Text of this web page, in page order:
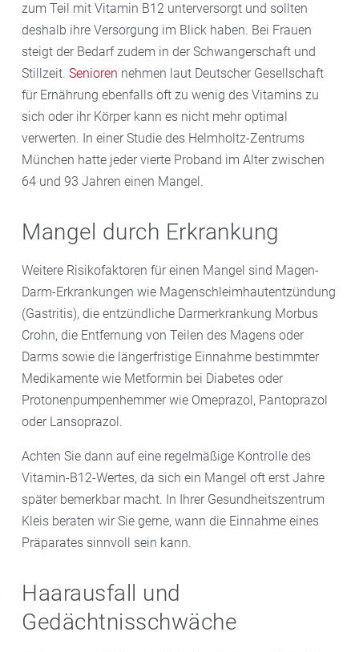
zum Teil mit Vitamin B12 unterversorgt und sollten
deshalb ihre Versorgung im Blick haben. Bei Frauen
steigt der Bedarf zudem in der Schwangerschaft und
Stillzeit. Senioren nehmen laut Deutscher Gesellschaft
für Ernährung ebenfalls oft zu wenig des Vitamins zu
sich oder ihr Körper kann es nicht mehr optimal
verwerten. In einer Studie des Helmholtz-Zentrums
München hatte jeder vierte Proband im Alter zwischen
64 und 93 Jahren einen Mangel.
Mangel durch Erkrankung
Weitere Risikofaktoren für einen Mangel sind Magen-
Darm-Erkrankungen wie Magenschleimhautentzündung
(Gastritis), die entzündliche Darmerkrankung Morbus
Crohn, die Entfernung von Teilen des Magens oder
Darms sowie die längerfristige Einnahme bestimmter
Medikamente wie Metformin bei Diabetes oder
Protonenpumpenhemmer wie Omeprazol, Pantoprazol
oder Lansoprazol.
Achten Sie dann auf eine regelmäßige Kontrolle des
Vitamin-B12-Wertes, da sich ein Mangel oft erst Jahre
später bemerkbar macht. In Ihrer Gesundheitszentrum
Kleis beraten wir Sie gerne, wann die Einnahme eines
Präparates sinnvoll sein kann.
Haarausfall und
Gedächtnisschwäche